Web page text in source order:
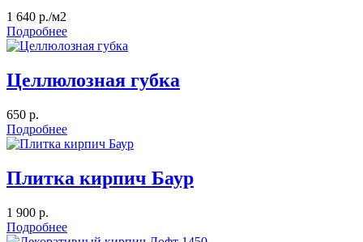
1 640 р./м2
Подробнее
Целлюлозная губка
650 р.
Подробнее
Плитка кирпич Баур
1 900 р.
Подробнее